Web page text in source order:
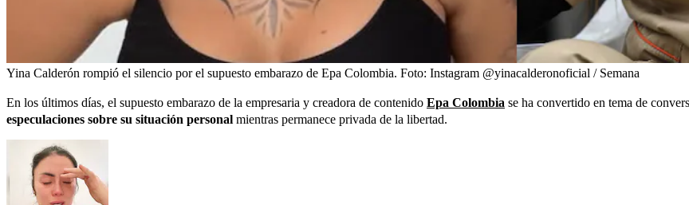
Yina Calderón rompió el silencio por el supuesto embarazo de Epa Colombia. Foto: Instagram @yinacalderonoficial / Semana
En los últimos días, el supuesto embarazo de la empresaria y creadora de contenido Epa Colombia se ha convertido en tema de
especulaciones sobre su situación personal mientras permanece privada de la libertad.